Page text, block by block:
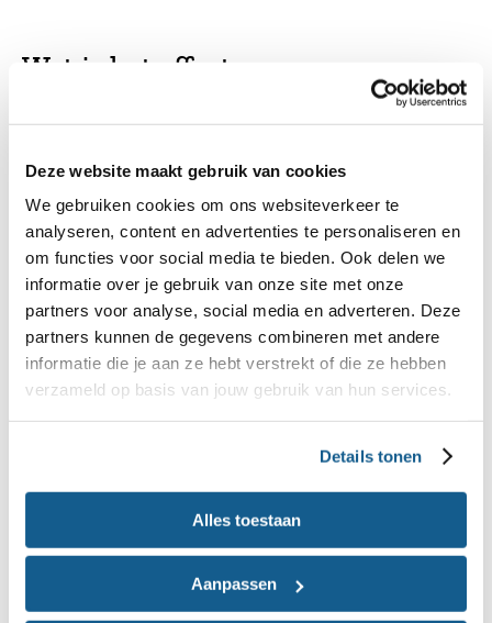
Deze website maakt gebruik van cookies
We gebruiken cookies om ons websiteverkeer te
analyseren, content en advertenties te personaliseren en
om functies voor social media te bieden. Ook delen we
informatie over je gebruik van onze site met onze
partners voor analyse, social media en adverteren. Deze
partners kunnen de gegevens combineren met andere
informatie die je aan ze hebt verstrekt of die ze hebben
verzameld op basis van jouw gebruik van hun services.
Details tonen
Alles toestaan
Aanpassen
Wat is het effect van
monohydraat?
Supplementen met creatine monohydraat kunnen
sporters helpen beter te presteren tijdens
intensieve en explosieve inspanning, zoals
gewichtheffen of sprinten. Door extra creatine te
nemen, hebben je spieren een grotere voorraad
creatinefosfaat. Hierdoor herstel je sneller na
inspanning en kun je sneller weer aan de volgende
Het effect van een supplement met creatine
dan 30 seconden, maar er zijn verbeteringen